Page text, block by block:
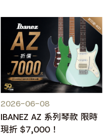
2026-06-08
IBANEZ AZ 系列琴款 限時
現折 $7,000！